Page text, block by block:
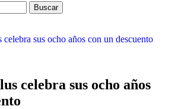
Buscar
celebra sus ocho años con un descuento
celebra sus ocho años